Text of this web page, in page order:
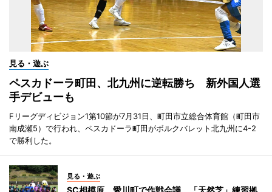
見る・遊ぶ
ペスカドーラ町田、北九州に逆転勝ち 新外国人選
手デビューも
Fリーグディビジョン1第10節が7月31日、町田市立総合体育館（町田市
南成瀬5）で行われ、ペスカドーラ町田がボルクバレット北九州に4-2
で勝利した。
見る・遊ぶ
SC相模原、愛川町で作戦会議 「天然芝」練習拠